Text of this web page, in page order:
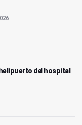
del hospital